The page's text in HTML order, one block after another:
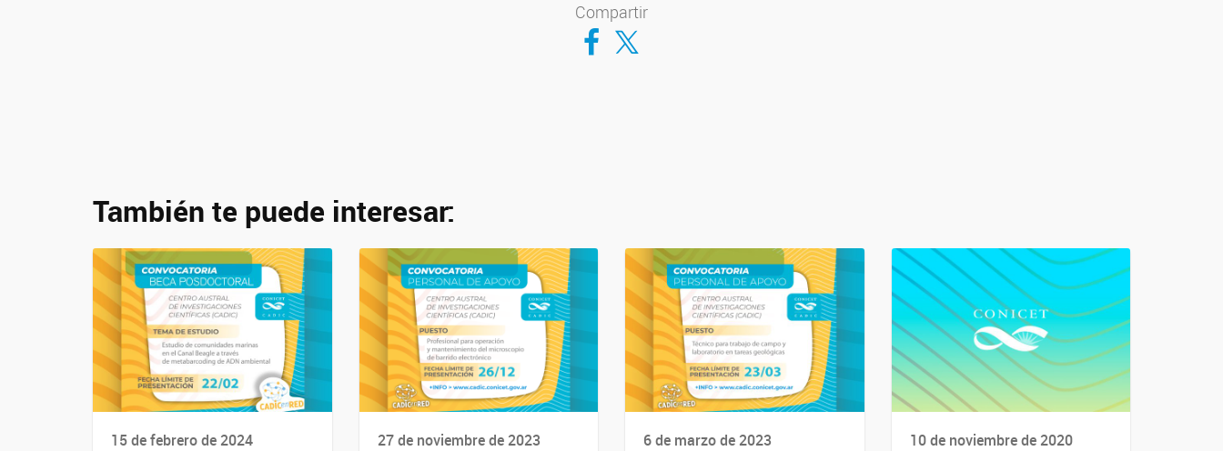
Compartir
Compartir en Facebook
Compartir en Twitter
También te puede interesar:
15 de febrero de 2024 27 de noviembre de 2023 6 de marzo de 2023 10 de noviembre de 2020